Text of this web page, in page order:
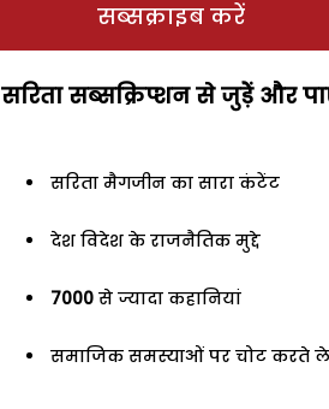
सब्सक्राइब करें
सरिता सब्सक्रिप्शन से जुड़ेें और
सरिता मैगजीन का सारा कंटेंट
देश विदेश के राजनैतिक मुद्दे
7000 से ज्यादा कहानियां
समाजिक समस्याओं पर चोट करते